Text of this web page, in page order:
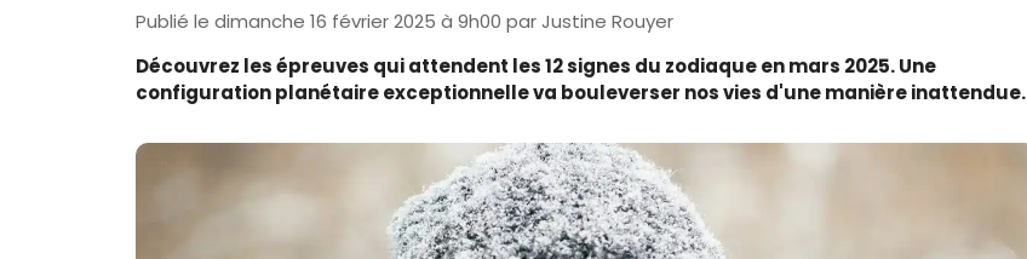
Publié le dimanche 16 février 2025 à 9h00 parJustine Rouyer
Découvrez les épreuves qui attendent les 12 signes du zodiaque en mars 2025. Une
configuration planétaire exceptionnelle va bouleverser nos vies d'une manière inattendue.